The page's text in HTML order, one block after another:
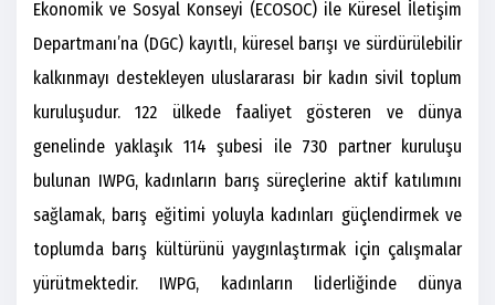
Ekonomik ve Sosyal Konseyi (ECOSOC) ile Küresel İletişim
Departmanı’na (DGC) kayıtlı, küresel barışı ve sürdürülebilir
kalkınmayı destekleyen uluslararası bir kadın sivil toplum
kuruluşudur. 122 ülkede faaliyet gösteren ve dünya
genelinde yaklaşık 114 şubesi ile 730 partner kuruluşu
bulunan IWPG, kadınların barış süreçlerine aktif katılımını
sağlamak, barış eğitimi yoluyla kadınları güçlendirmek ve
toplumda barış kültürünü yaygınlaştırmak için çalışmalar
yürütmektedir. IWPG, kadınların liderliğinde dünya